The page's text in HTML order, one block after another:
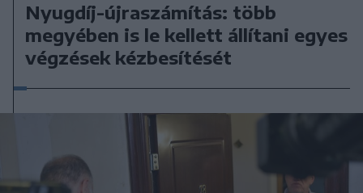
Nyugdíj-újraszámítás: több
megyében is le kellett állítani egyes
végzések kézbesítését